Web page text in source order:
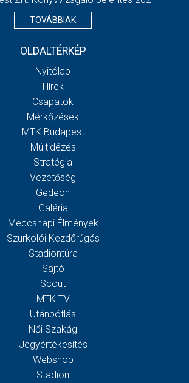
TOVÁBBIAK
OLDALTÉRKÉP
Nyitólap
Hírek
Csapatok
Mérkőzések
MTK Budapest
Múltidézés
Stratégia
Vezetőség
Gedeon
Galéria
Meccsnapi Élmények
Szurkolói Kezdőrúgás
Stadiontúra
Sajtó
Scout
MTK TV
Utánpótlás
Női Szakág
Jegyértékesítés
Webshop
Stadion